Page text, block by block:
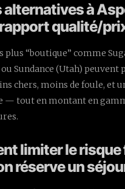
alternatives à
qualité/
plus “boutique” comme
Sundance (Utah) peuvent
chers, moins de foule, et
— tout en montant en
limiter le
réserve un